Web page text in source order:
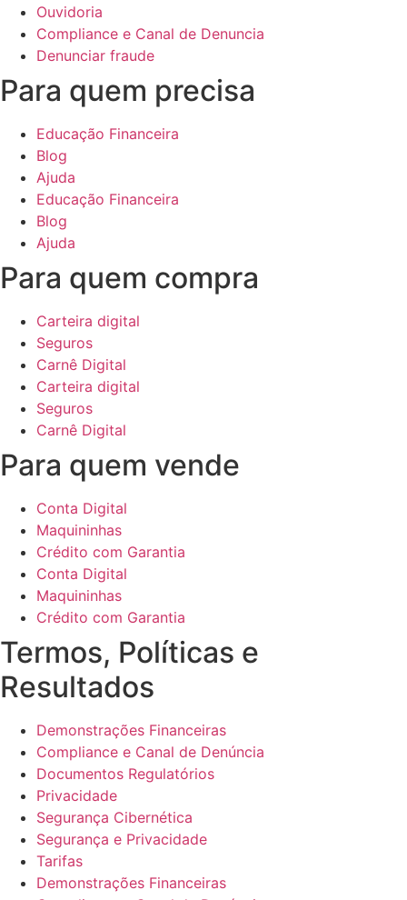
Ouvidoria
Compliance e Canal de Denuncia
Denunciar fraude
Para quem precisa
Educação Financeira
Blog
Ajuda
Educação Financeira
Blog
Ajuda
Para quem compra
Carteira digital
Seguros
Carnê Digital
Carteira digital
Seguros
Carnê Digital
Para quem vende
Conta Digital
Maquininhas
Crédito com Garantia
Conta Digital
Maquininhas
Crédito com Garantia
Termos, Políticas e
Resultados
Demonstrações Financeiras
Compliance e Canal de Denúncia
Documentos Regulatórios
Privacidade
Segurança Cibernética
Segurança e Privacidade
Tarifas
Demonstrações Financeiras